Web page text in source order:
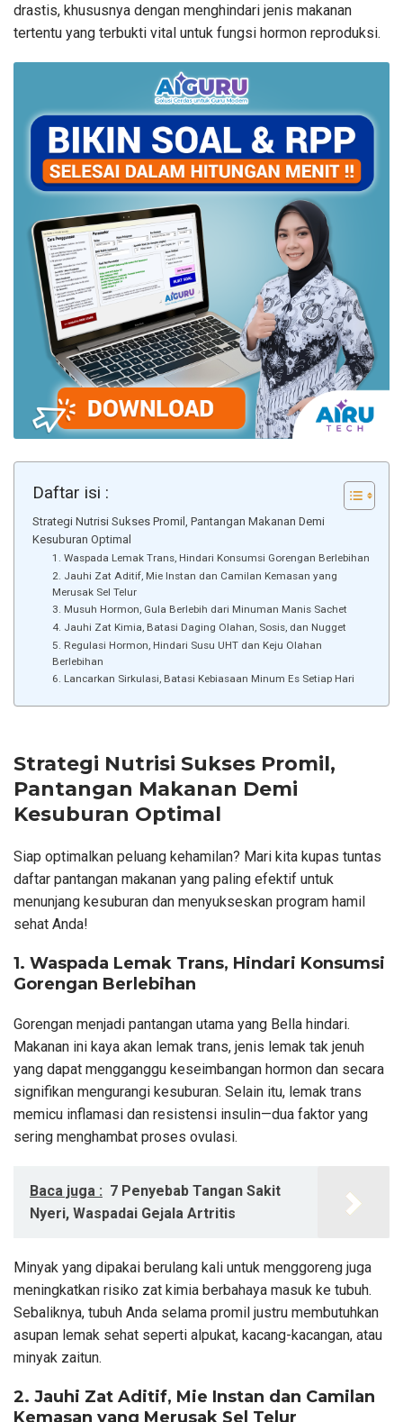
drastis, khususnya dengan menghindari jenis makanan
tertentu yang terbukti vital untuk fungsi hormon reproduksi.
Daftar isi :
Strategi Nutrisi Sukses Promil, Pantangan Makanan Demi
Kesuburan Optimal
1. Waspada Lemak Trans, Hindari Konsumsi Gorengan Berlebihan
2. Jauhi Zat Aditif, Mie Instan dan Camilan Kemasan yang
Merusak Sel Telur
3. Musuh Hormon, Gula Berlebih dari Minuman Manis Sachet
4. Jauhi Zat Kimia, Batasi Daging Olahan, Sosis, dan Nugget
5. Regulasi Hormon, Hindari Susu UHT dan Keju Olahan
Berlebihan
6. Lancarkan Sirkulasi, Batasi Kebiasaan Minum Es Setiap Hari
Strategi Nutrisi Sukses Promil,
Pantangan Makanan Demi
Kesuburan Optimal
Siap optimalkan peluang kehamilan? Mari kita kupas tuntas
daftar pantangan makanan yang paling efektif untuk
menunjang kesuburan dan menyukseskan program hamil
sehat Anda!
1. Waspada Lemak Trans, Hindari Konsumsi
Gorengan Berlebihan
Gorengan menjadi pantangan utama yang Bella hindari.
Makanan ini kaya akan lemak trans, jenis lemak tak jenuh
yang dapat mengganggu keseimbangan hormon dan secara
signifikan mengurangi kesuburan. Selain itu, lemak trans
memicu inflamasi dan resistensi insulin—dua faktor yang
sering menghambat proses ovulasi.
Baca juga : 7 Penyebab Tangan Sakit
Nyeri, Waspadai Gejala Artritis
Minyak yang dipakai berulang kali untuk menggoreng juga
meningkatkan risiko zat kimia berbahaya masuk ke tubuh.
Sebaliknya, tubuh Anda selama promil justru membutuhkan
asupan lemak sehat seperti alpukat, kacang-kacangan, atau
minyak zaitun.
2. Jauhi Zat Aditif, Mie Instan dan Camilan
Kemasan yang Merusak Sel Telur